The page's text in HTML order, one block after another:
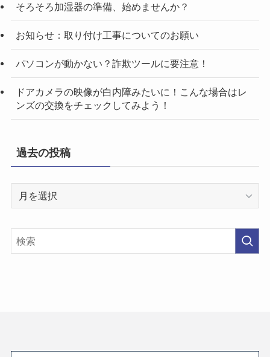
そろそろ加湿器の準備、始めませんか？
お知らせ：取り付け工事についてのお願い
パソコンが動かない？詐欺ツールに要注意！
ドアカメラの映像が白内障みたいに！こんな場合はレ
ンズの交換をチェックしてみよう！
過去の投稿
投